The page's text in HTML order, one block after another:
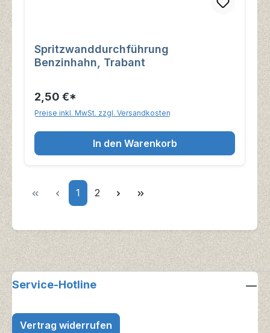
Spritzwanddurchführung
Benzinhahn, Trabant
2,50 €*
Preise inkl. MwSt. zzgl. Versandkosten
In den Warenkorb
Seite
1 Seite
2
Service-Hotline
Vertrag widerrufen